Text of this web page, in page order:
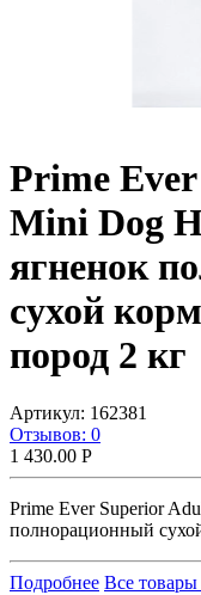
Prime
Mini Dog
ягненок
сухой
пород 2 кг
Артикул: 162381
Отзывов: 0
1 430.00 Р
Prime Ever Superior
полнорационный
Подробнее Все товары